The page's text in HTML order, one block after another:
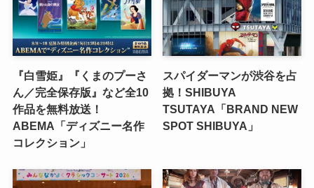
『白雪姫』『くまのプーさ
ん／完全保存版』など全10
作品を無料放送！
ABEMA「ディズニー名作
コレクション」
スパイダーマンが渋谷を占
拠！SHIBUYA
TSUTAYA「BRAND NEW
SPOT SHIBUYA」